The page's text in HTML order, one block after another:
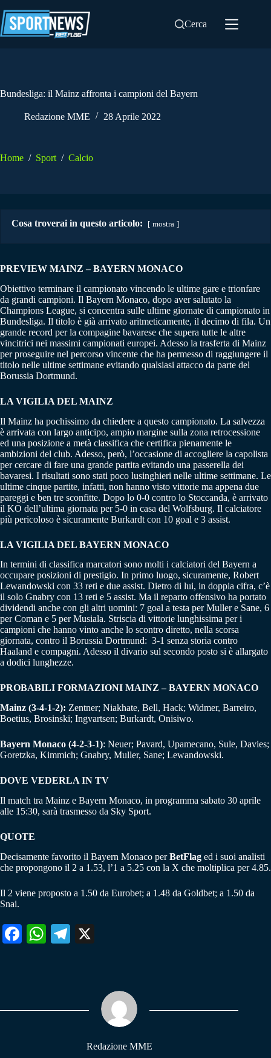
al
contenuto
Cerca
Bundesliga: il Mainz affronta i campioni del Bayern
Redazione MME 28 Aprile 2022
Home / Sport / Calcio
Cosa troverai in questo articolo: mostra
PREVIEW MAINZ – BAYERN MONACO
Obiettivo terminare il campionato vincendo le ultime gare e trionfare
da grandi campioni. Il Bayern Monaco, dopo aver salutato la
Champions League, si concentra sulle ultime giornate di campionato in
Bundesliga. Il titolo è già arrivato aritmeticamente, il decimo di fila. Un
grande record per la compagine bavarese che supera tutte le altre
vincitrici nei massimi campionati europei. Adesso la trasferta di Mainz
per proseguire nel percorso vincente che ha permesso di raggiungere il
titolo nelle ultime settimane evitando qualsiasi attacco da parte del
Borussia Dortmund.
LA VIGILIA DEL MAINZ
Il Mainz ha pochissimo da chiedere a questo campionato. La salvezza
è arrivata con largo anticipo, ampio margine sulla zona retrocessione
ed una posizione a metà classifica che certifica pienamente le
ambizioni del club. Adesso, però, l’occasione di accogliere la capolista
per cercare di fare una grande partita evitando una passerella dei
bavaresi. I risultati sono stati poco lusinghieri nelle ultime settimane. Le
ultime cinque partite, infatti, non hanno visto vittorie ma appena due
pareggi e ben tre sconfitte. Dopo lo 0-0 contro lo Stoccanda, è arrivato
il KO dell’ultima giornata per 5-0 in casa del Wolfsburg. Il calciatore
più pericoloso è sicuramente Burkardt con 10 goal e 3 assist.
LA VIGILIA DEL BAYERN MONACO
In termini di classifica marcatori sono molti i calciatori del Bayern a
occupare posizioni di prestigio. In primo luogo, sicuramente, Robert
Lewandowski con 33 reti e due assist. Dietro di lui, in doppia cifra, c’è
il solo Gnabry con 13 reti e 5 assist. Ma il reparto offensivo ha portato
dividendi anche con gli altri uomini: 7 goal a testa per Muller e Sane, 6
per Coman e 5 per Musiala. Striscia di vittorie lunghissima per i
campioni che hanno vinto anche lo scontro diretto, nella scorsa
giornata, contro il Borussia Dortmund: 3-1 senza storia contro
Haaland e compagni. Adesso il divario sul secondo posto si è allargato
a dodici lunghezze.
PROBABILI FORMAZIONI MAINZ – BAYERN MONACO
Mainz (3-4-1-2): Zentner; Niakhate, Bell, Hack; Widmer, Barreiro,
Boetius, Brosinski; Ingvartsen; Burkardt, Onisiwo.
Bayern Monaco (4-2-3-1): Neuer; Pavard, Upamecano, Sule, Davies;
Goretzka, Kimmich; Gnabry, Muller, Sane; Lewandowski.
DOVE VEDERLA IN TV
Il match tra Mainz e Bayern Monaco, in programma sabato 30 aprile
alle 15:30, sarà trasmesso da Sky Sport.
QUOTE
Decisamente favorito il Bayern Monaco perBetFlag ed i suoi analisti
che propongono il 2 a 1.53, l’1 a 5.25 con la X che moltiplica per 4.85.
Il 2 viene proposto a 1.50 da Eurobet; a 1.48 da Goldbet; a 1.50 da
Snai.
Fa W
pp
Te
m
Redazione MME